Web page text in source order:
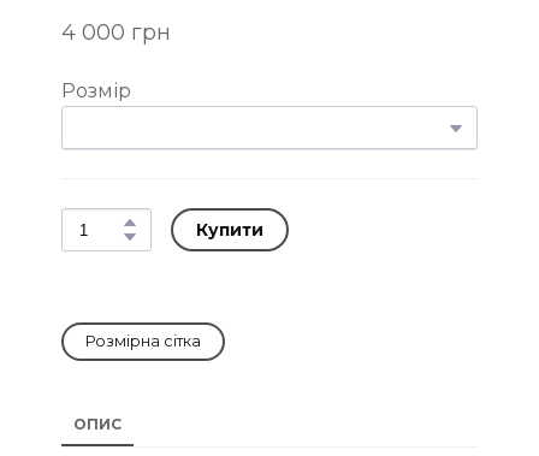
4 000 грн
Розмір
Купити
Розмірна сітка
ОПИС